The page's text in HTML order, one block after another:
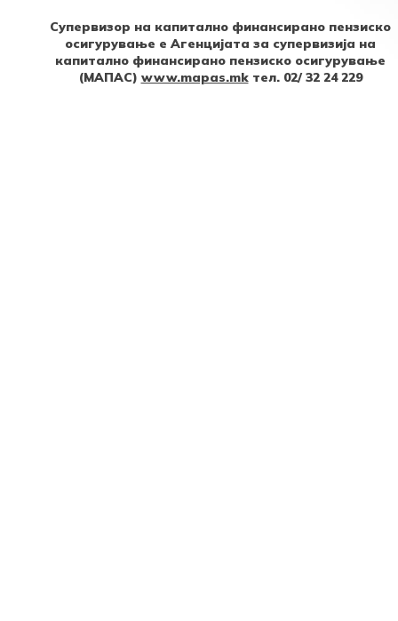
Супервизор на капитално финансирано пензиско
осигурување е Агенцијата за супервизија на
капитално финансирано пензиско осигурување
(МАПАС) www.mapas.mkтел. 02/ 32 24 229